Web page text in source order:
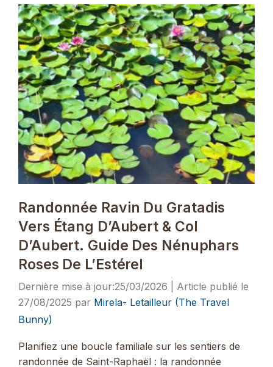
Randonnée Ravin Du Gratadis
Vers Étang D’Aubert & Col
D’Aubert. Guide Des Nénuphars
Roses De L’Estérel
25/03/2026
27/08/2025 par Mirela- Letailleur (The Travel
Bunny)
Planifiez une boucle familiale sur les sentiers de
randonnée de Saint-Raphaël : la randonnée